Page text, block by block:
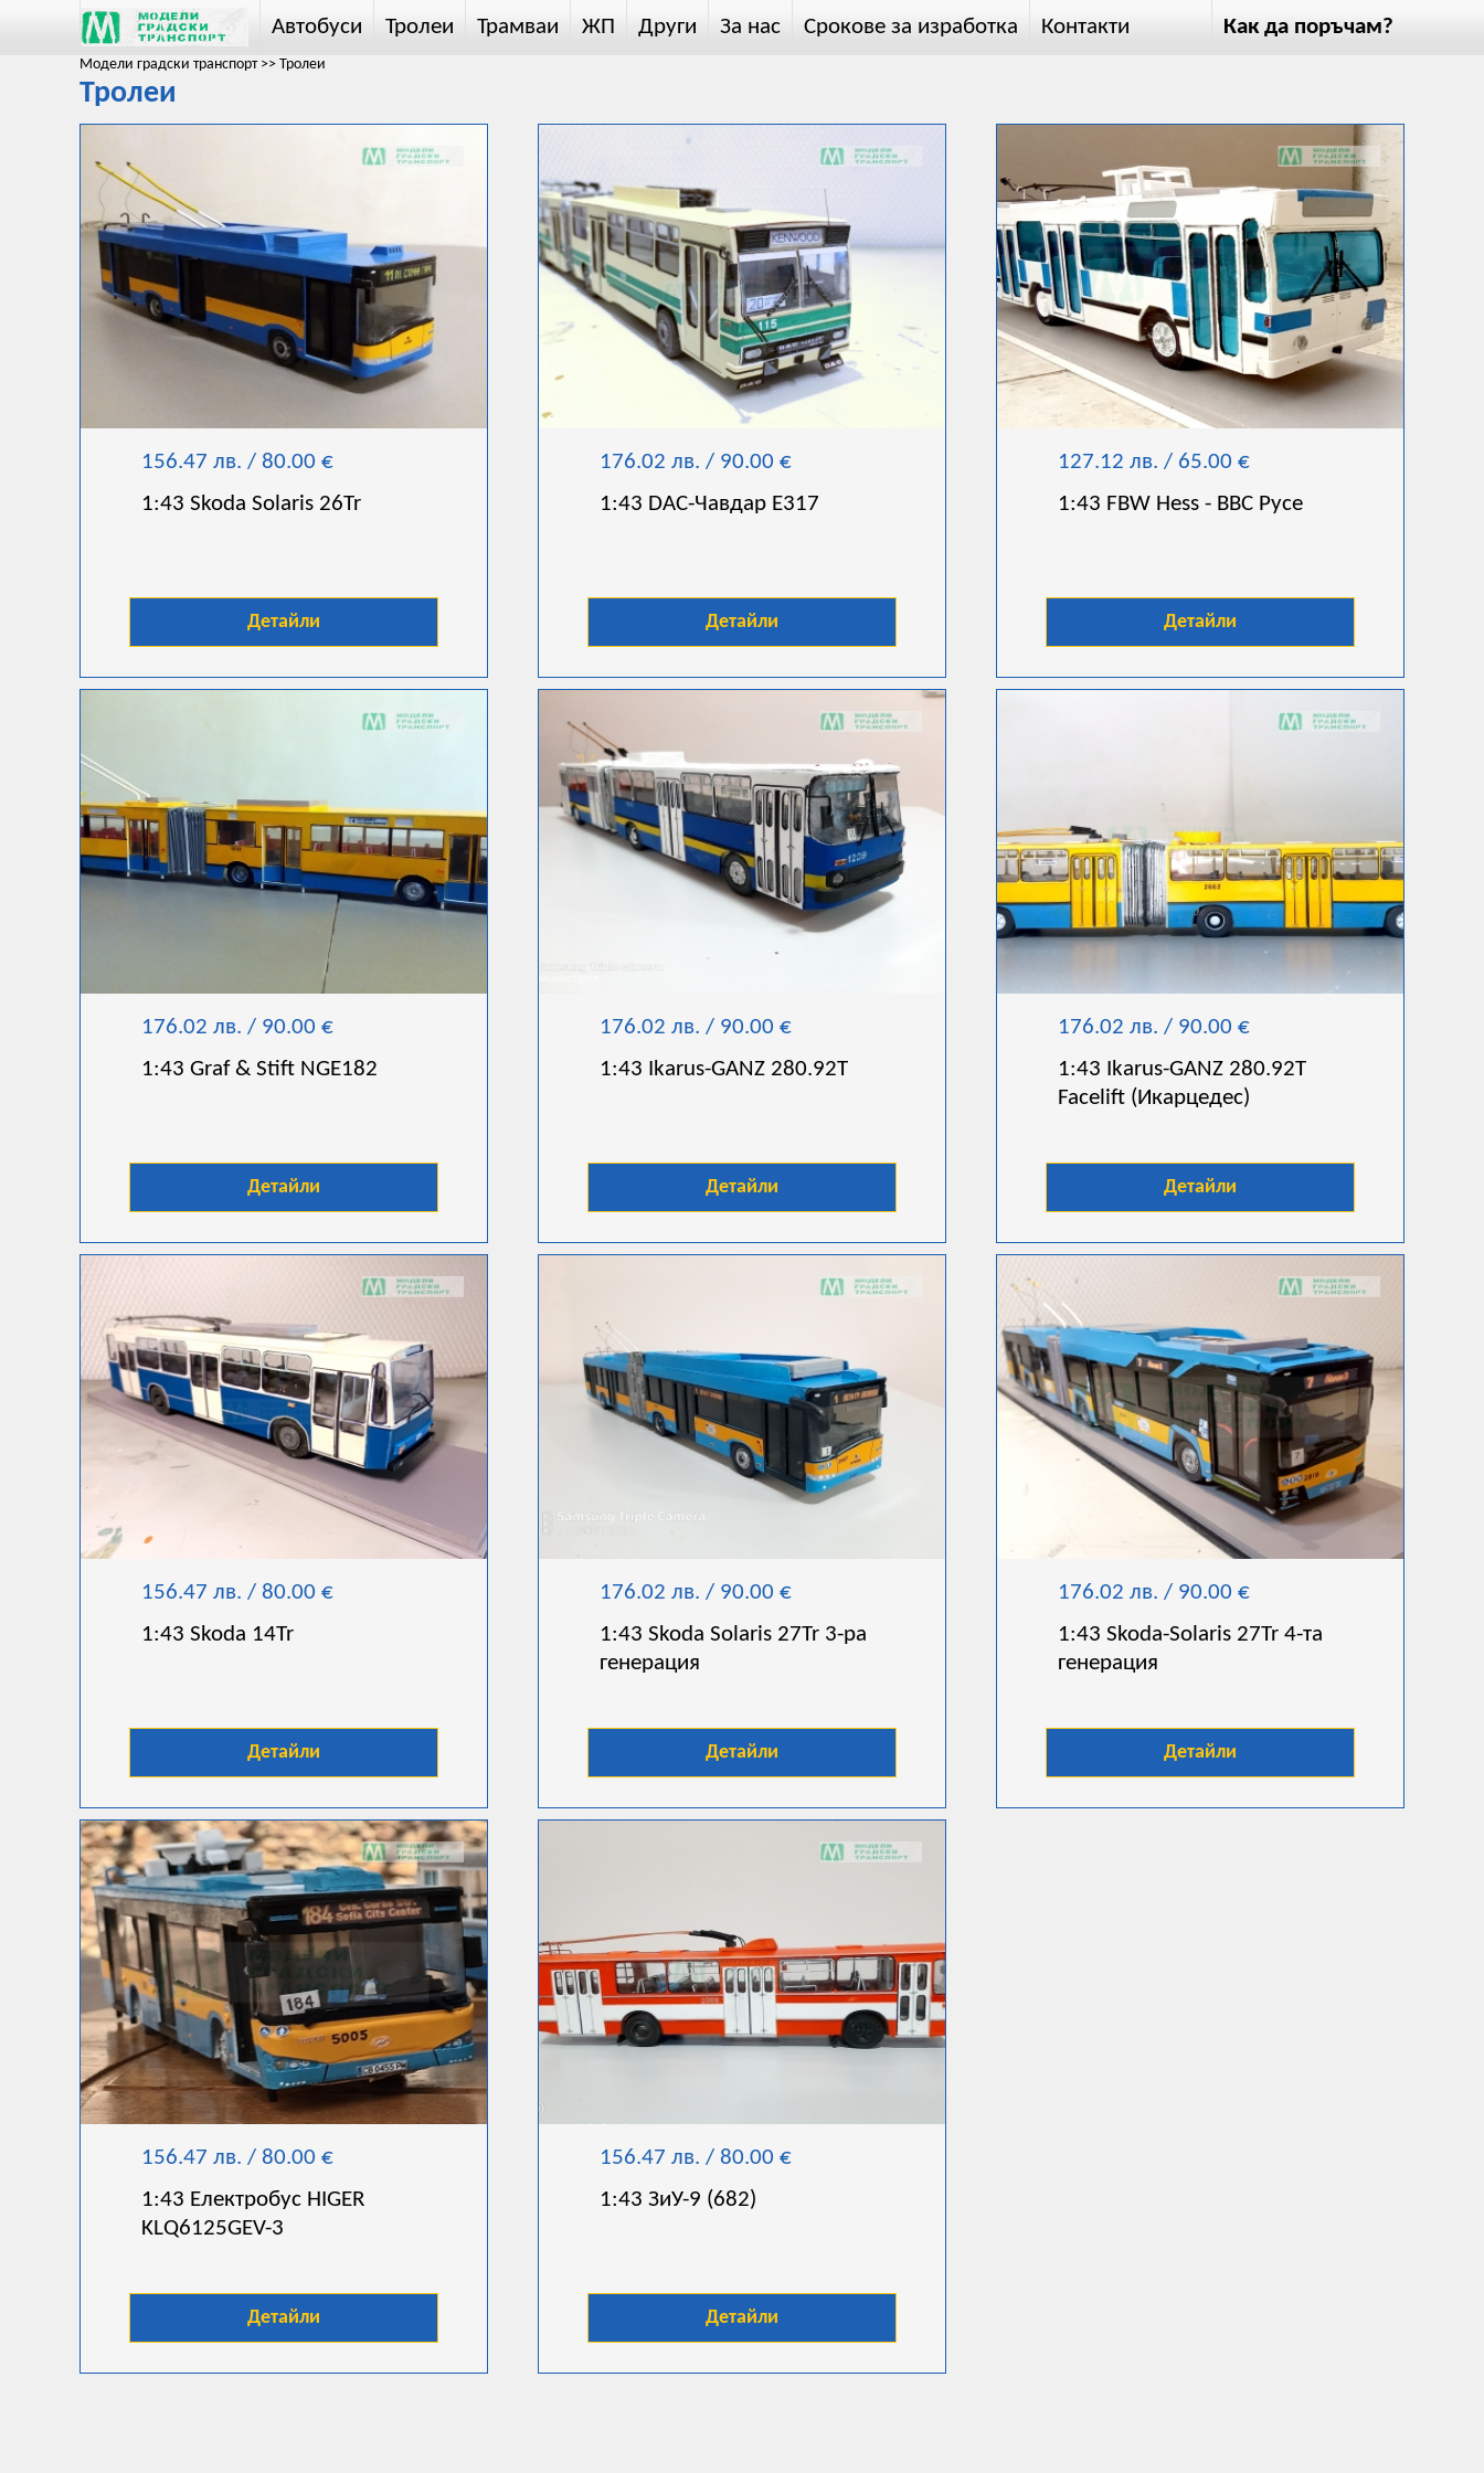
Автобуси Тролеи Трамваи ЖП Други За нас Срокове за изработка Контакти Как да поръчам?
Модели градски транспорт>> Тролеи
Тролеи
156.47 лв. / 80.00 €
1:43 Skoda Solaris 26Tr
Детайли
176.02 лв. / 90.00 €
1:43 DAC-Чавдар E317
Детайли
127.12 лв. / 65.00 €
1:43 FBW Hess - BBC Русе
Детайли
176.02 лв. / 90.00 €
1:43 Graf & Stift NGE182
Детайли
176.02 лв. / 90.00 €
1:43 Ikarus-GANZ 280.92T
Детайли
176.02 лв. / 90.00 €
1:43 Ikarus-GANZ 280.92T
Facelift (Икарцедес)
Детайли
156.47 лв. / 80.00 €
1:43 Skoda 14Tr
Детайли
176.02 лв. / 90.00 €
1:43 Skoda Solaris 27Tr 3-ра
генерация
Детайли
176.02 лв. / 90.00 €
1:43 Skoda-Solaris 27Tr 4-та
генерация
Детайли
156.47 лв. / 80.00 €
1:43 Електробус HIGER
KLQ6125GEV-3
Детайли
156.47 лв. / 80.00 €
1:43 ЗиУ-9 (682)
Детайли